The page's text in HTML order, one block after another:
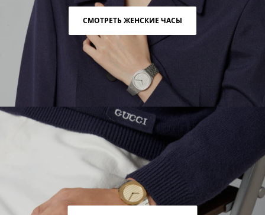
СМОТРЕТЬ ЖЕНСКИЕ ЧАСЫ